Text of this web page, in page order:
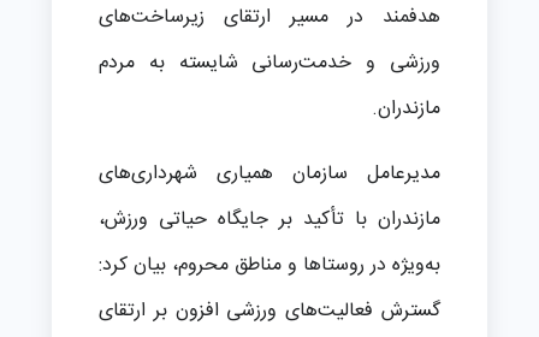
هدفمند در مسیر ارتقای زیرساخت‌های
ورزشی و خدمت‌رسانی شایسته به مردم
مازندران.
مدیرعامل سازمان همیاری شهرداری‌های
مازندران با تأکید بر جایگاه حیاتی ورزش،
به‌ویژه در روستاها و مناطق محروم، بیان کرد:
گسترش فعالیت‌های ورزشی افزون بر ارتقای